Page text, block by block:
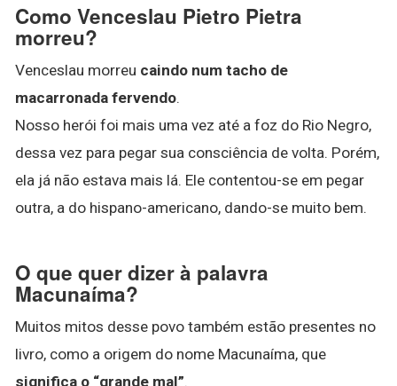
Como Venceslau Pietro Pietra
morreu?
Venceslau morreu caindo num tacho de
macarronada fervendo.
Nosso herói foi mais uma vez até a foz do Rio Negro,
dessa vez para pegar sua consciência de volta. Porém,
ela já não estava mais lá. Ele contentou-se em pegar
outra, a do hispano-americano, dando-se muito bem.
O que quer dizer à palavra
Macunaíma?
Muitos mitos desse povo também estão presentes no
livro, como a origem do nome Macunaíma, que
significa o “grande mal”.